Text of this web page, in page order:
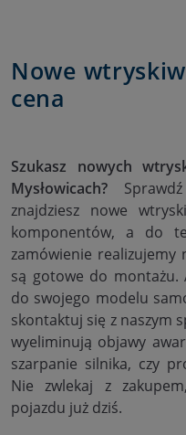
Nowe
cena
Szukasz nowych
Mysłowicach?
znajdziesz nowe
komponentów, a do
zamówienie realizujemy
są gotowe do montażu.
do swojego modelu
skontaktuj się z naszym
wyeliminują objawy
szarpanie silnika, czy
Nie zwlekaj z
pojazdu już dziś.